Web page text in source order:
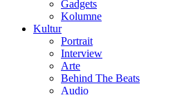
Gadgets
Kolumne
Kultur
Portrait
Interview
Arte
Behind The Beats
Audio